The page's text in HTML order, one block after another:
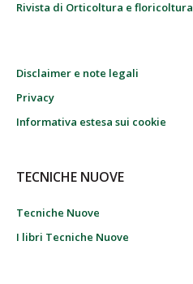
Rivista di Orticoltura e floricoltura
Disclaimer e note legali
Privacy
Informativa estesa sui cookie
TECNICHE NUOVE
Tecniche Nuove
I libri Tecniche Nuove